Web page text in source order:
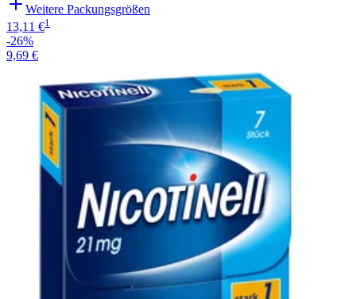
Weitere Packungsgrößen
13,11 €1
-26%
9,69 €